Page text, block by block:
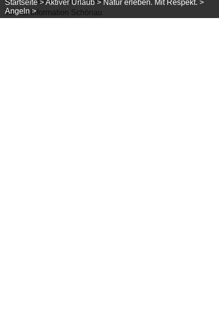
Tourist-Information Schönau
Startseite >Aktiver Urlaub > Natur erleben. Mit Respekt. >
Angeln >